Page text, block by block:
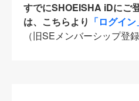
すでにSHOEISHA iDにご
は、こちらより 「ログイン
（旧SEメンバーシップ登